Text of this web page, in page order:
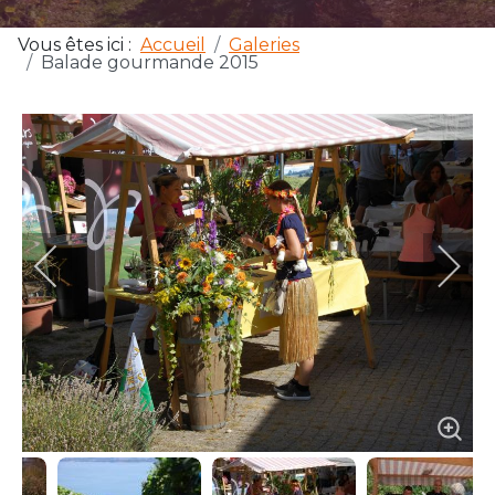
Vous êtes ici : Accueil
Galeries
Balade gourmande 2015